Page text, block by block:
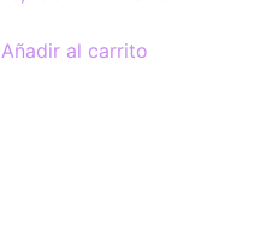
Añadir al carrito